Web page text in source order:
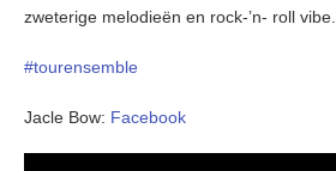
zweterige melodieën en rock-’n- roll vibe.
#tourensemble
Jacle Bow: Facebook